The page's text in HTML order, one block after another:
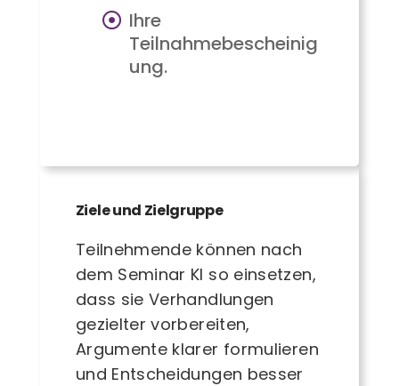
Ihre
Teilnahmebescheinig
ung.
Ziele und Zielgruppe
Teilnehmende können nach
dem Seminar KI so einsetzen,
dass sie Verhandlungen
gezielter vorbereiten,
Argumente klarer formulieren
und Entscheidungen besser